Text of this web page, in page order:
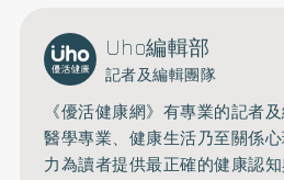
Uho編輯部
記者及編輯團隊
《優活健康網》有專業的記者
醫學專業、健康生活乃至關係
力為讀者提供最正確的健康認知